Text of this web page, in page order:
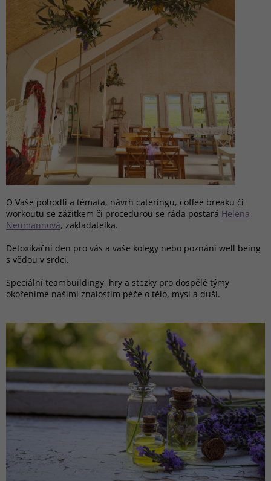
O Vaše pohodlí a témata, návrh cateringu, coffee breaku či
workoutu se zážitkem či procedurou se ráda postará Helena
Neumannová, zakladatelka.
Detoxikační den pro vás a vaše kolegy nebo poznání well being
s vědou v srdci.
Speciální teambuildingy, hry a stezky pro dospělé týmy
okořeníme našimi znalostim péče o tělo, mysl a duši.